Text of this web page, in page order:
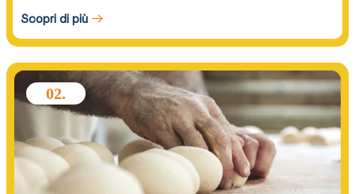
Scopri di più
02.